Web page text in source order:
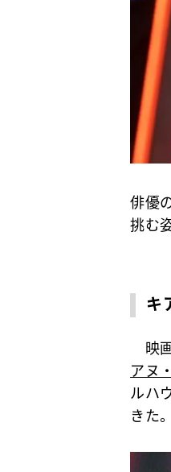
俳優
挑む
キ
映
アヌ
ルハ
きた。